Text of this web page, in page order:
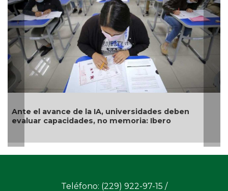
el avance de la IA, universidades deben
capacidades, no memoria: Ibero
Teléfono: (229) 922-97-15 /